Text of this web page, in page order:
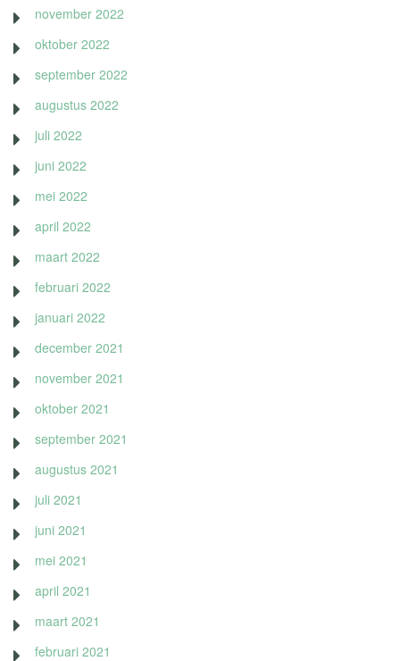
november 2022
oktober 2022
september 2022
augustus 2022
juli 2022
juni 2022
mei 2022
april 2022
maart 2022
februari 2022
januari 2022
december 2021
november 2021
oktober 2021
september 2021
augustus 2021
juli 2021
juni 2021
mei 2021
april 2021
maart 2021
februari 2021